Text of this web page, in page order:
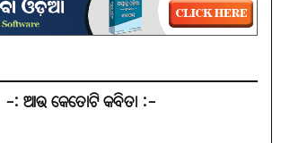
-: ଆଉ କେତୋଟି କବିତା :-